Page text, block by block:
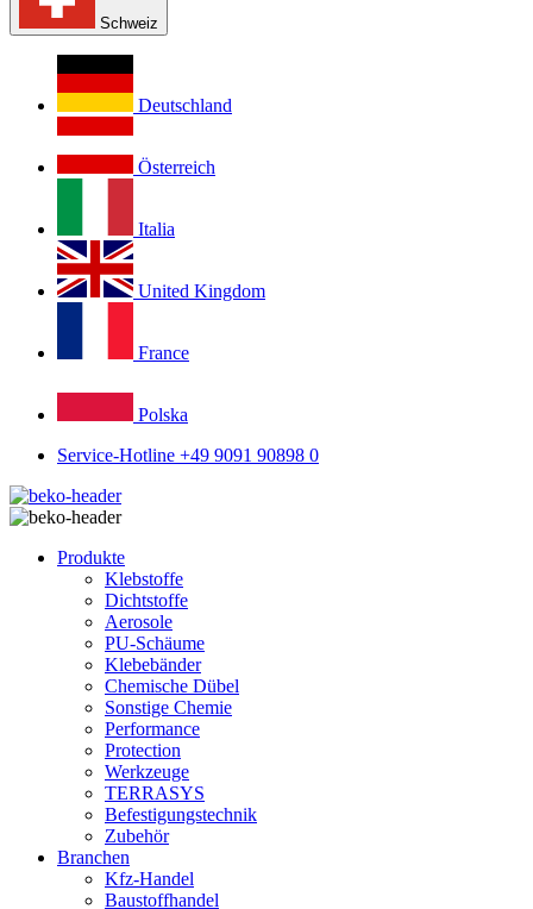
Schweiz
Deutschland
Österreich
Italia
United Kingdom
France
Polska
Service-Hotline +49 9091 90898 0
Produkte
Klebstoffe
Dichtstoffe
Aerosole
PU-Schäume
Klebebänder
Chemische Dübel
Sonstige Chemie
Performance
Protection
Werkzeuge
TERRASYS
Befestigungstechnik
Zubehör
Branchen
Kfz-Handel
Baustoffhandel